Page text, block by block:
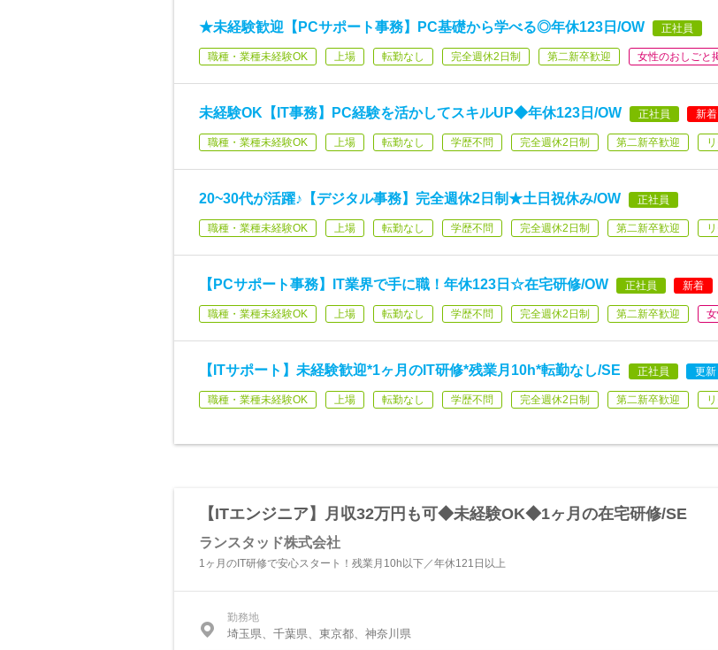
★未経験歓迎【PCサポート事務】PC基礎から学べる◎年休123日/OW 正社員
職種・業種未経験OK 上場 転勤なし 完全週休2日制 第二新卒歓迎 女性のおしごと
未経験OK【IT事務】PC経験を活かしてスキルUP◆年休123日/OW 正社員 新着
職種・業種未経験OK 上場 転勤なし 学歴不問 完全週休2日制 第二新卒歓迎
20~30代が活躍♪【デジタル事務】完全週休2日制★土日祝休み/OW 正社員
職種・業種未経験OK 上場 転勤なし 学歴不問 完全週休2日制 第二新卒歓迎
【PCサポート事務】IT業界で手に職！年休123日☆在宅研修/OW 正社員 新着
職種・業種未経験OK 上場 転勤なし 学歴不問 完全週休2日制 第二新卒歓迎
【ITサポート】未経験歓迎*1ヶ月のIT研修*残業月10h*転勤なし/SE 正社員 更新
職種・業種未経験OK 上場 転勤なし 学歴不問 完全週休2日制 第二新卒歓迎
【ITエンジニア】月収32万円も可◆未経験OK◆1ヶ月の在宅研修/SE
ランスタッド株式会社
1ヶ月のIT研修で安心スタート！残業月10h以下／年休121日以上
勤務地
埼玉県、千葉県、東京都、神奈川県